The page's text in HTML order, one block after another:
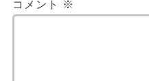
コメント ※